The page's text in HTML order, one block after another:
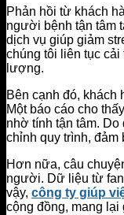
Phản hồi từ khách
người bệnh tận tâm
dịch vụ giúp giảm
chúng tôi liên tục
lượng.
Bên cạnh đó, khách
Một báo cáo cho
nhờ tính tận tâm.
chỉnh quy trình, đảm
Hơn nữa, câu
người. Dữ liệu từ
vậy, công ty giúp
cộng đồng, mang lại